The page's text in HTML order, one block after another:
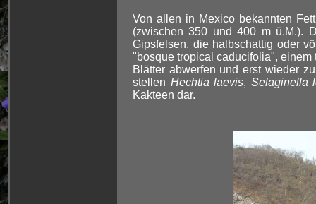
Von allen in Mexico bekannten
(zwischen 350 und 400 m ü.M.).
Gipsfelsen, die halbschattig oder
"bosque tropical caducifolia",
Blätter abwerfen und erst wieder
stellen Hechtia laevis, Selaginella
Kakteen dar.